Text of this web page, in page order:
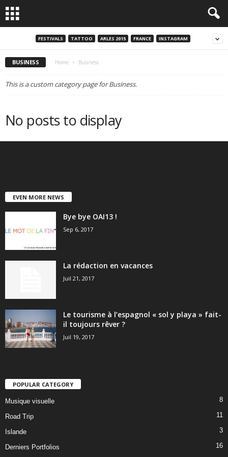
FESTIVALS TATTOO ARLES 2015 FRANCE INSTAGRAM
BUSINESS Home Business
This is a custom category page for Business.
No posts to display
EVEN MORE NEWS
Bye bye OAI13 !
Sep 6, 2017
La rédaction en vacances
Juil 21, 2017
Le tourisme à l’espagnol « sol y playa » fait-
il toujours rêver ?
Juil 19, 2017
POPULAR CATEGORY
Musique visuelle 8
Road Trip 11
Islande 3
Derniers Portfolios
16